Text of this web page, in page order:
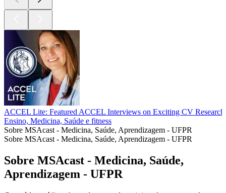
ACCEL Lite: Featured ACCEL Interviews on Exciting CV Research
Ensino, Medicina, Saúde e fitness
Sobre MSAcast - Medicina, Saúde, Aprendizagem - UFPR
Sobre MSAcast - Medicina, Saúde, Aprendizagem - UFPR
Sobre MSAcast - Medicina, Saúde,
Aprendizagem - UFPR